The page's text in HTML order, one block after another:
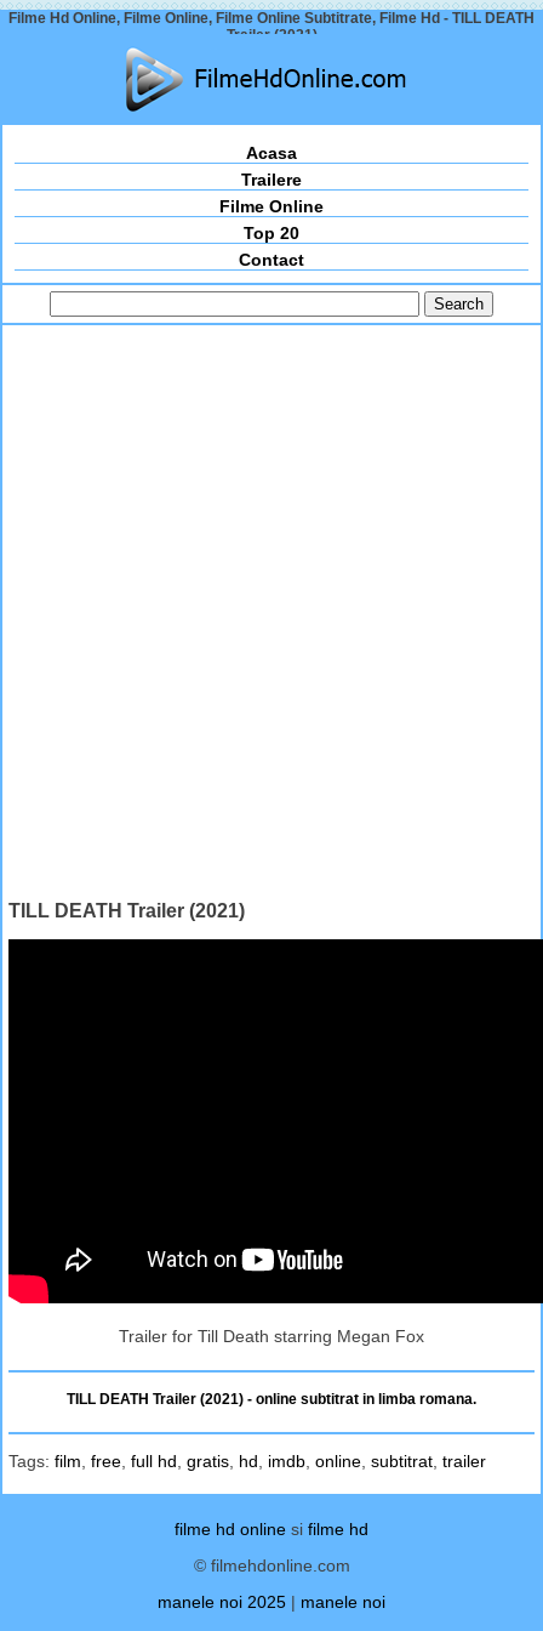
Filme Hd Online, Filme Online, Filme Online Subtitrate, Filme Hd - TILL DEATH
Trailer (2021)
Acasa
Trailere
Filme Online
Top 20
Contact
TILL DEATH Trailer (2021)
Trailer for Till Death starring Megan Fox
TILL DEATH Trailer (2021) - online subtitrat in limba romana.
Tags: film free full hd gratis hd imdb online subtitrat trailer
filme hd online si filme hd
© filmehdonline.com
manele noi 2025 | manele noi